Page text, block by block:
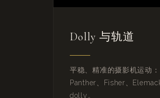
Dolly 与轨道
平稳、精准的摄影机运动：
Panther、Fisher、
dolly。